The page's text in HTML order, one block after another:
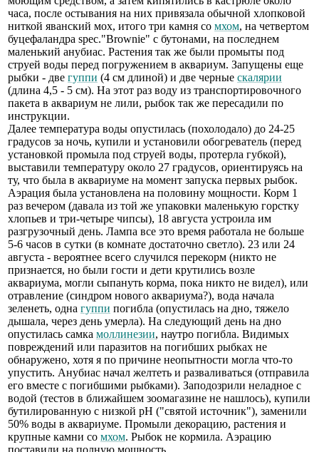
часа, после остывания на них привязала обычной хлопковой
ниткой яванский мох, итого три камня со мхом, на четвертом
буцефаландра spec."Brownie" с бутонами, на последнем
маленький анубиас. Растения так же были промыты под
струей воды перед погружением в аквариум. Запущены еще
рыбки - две гуппи (4 см длиной) и две черные скалярии
(длина 4,5 - 5 см). На этот раз воду из транспортировочного
пакета в аквариум не лили, рыбок так же пересадили по
инструкции.
Далее температура воды опустилась (похолодало) до 24-25
градусов за ночь, купили и установили обогреватель (перед
установкой промыла под струей воды, протерла губкой),
выставили температуру около 27 градусов, ориентируясь на
ту, что была в аквариуме на момент запуска первых рыбок.
Аэрация была установлена на половину мощности. Корм 1
раз вечером (давала из той же упаковки маленькую горстку
хлопьев и три-четыре чипсы), 18 августа устроила им
разгрузочный день. Лампа все это время работала не больше
5-6 часов в сутки (в комнате достаточно светло). 23 или 24
августа - вероятнее всего случился перекорм (никто не
признается, но были гости и дети крутились возле
аквариума, могли сыпануть корма, пока никто не видел), или
отравление (синдром нового аквариума?), вода начала
зеленеть, одна гуппи погибла (опустилась на дно, тяжело
дышала, через день умерла). На следующий день на дно
опустилась самка моллинезии, наутро погибла. Видимых
повреждений или паразитов на погибших рыбках не
обнаружено, хотя я по причине неопытности могла что-то
упустить. Анубиас начал желтеть и разваливаться (отправила
его вместе с погибшими рыбками). Заподозрили неладное с
водой (тестов в ближайшем зоомагазине не нашлось), купили
бутилированную с низкой pH ("святой источник"), заменили
50% воды в аквариуме. Промыли декорацию, растения и
крупные камни со мхом. Рыбок не кормила. Аэрацию
поставили на полную мощность.